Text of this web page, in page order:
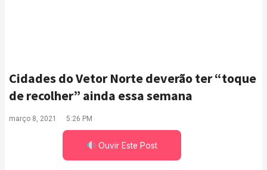
Cidades do Vetor Norte deverão ter “toque
de recolher” ainda essa semana
março 8, 2021 5:26 PM
Ouvir Este Post